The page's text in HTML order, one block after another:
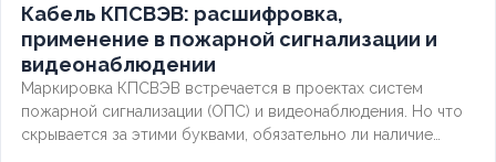
Кабель КПСВЭВ: расшифровка,
применение в пожарной сигнализации и
видеонаблюдении
Маркировка КПСВЭВ встречается в проектах систем
пожарной сигнализации (ОПС) и видеонаблюдения. Но что
скрывается за этими буквами, обязательно ли наличие